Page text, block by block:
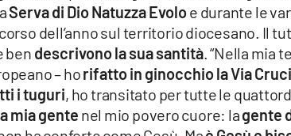
Serva di Dio Natuzza Evoloe durante le
dell’anno sul territorio diocesano. Il
ben descrivono la sua santità. “Nella mia
– horifatto in ginocchio la Via
i tuguri, ho transitato per tutte le
mia gente nel mio povero cuore: lagente